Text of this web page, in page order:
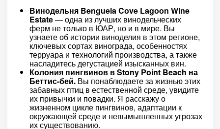
Винодельня Benguela Cove Lagoon Wine
Estate— одна из лучших винодельческих
ферм не только в ЮАР, но и в мире. Вы
узнаете об истории виноделия в этом регионе,
ключевых сортах винограда, особенностях
терруара и технологий производства, а также
насладитесь дегустацией изысканных вин.
Колония пингвинов в Stony Point Beach на
Беттис-бей. Вы понаблюдаете за жизнью этих
забавных птиц в естественной среде, увидите
их привычки и повадки. Я расскажу о
жизненном цикле пингвинов, адаптации к
окружающей среде и невымышленных угрозах
их существованию.